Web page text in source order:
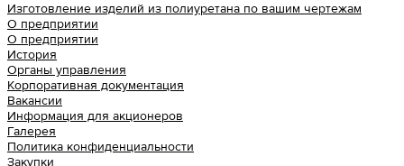
Изготовление изделий из полиуретана по вашим чертежам
О предприятии
О предприятии
История
Органы управления
Корпоративная документация
Вакансии
Информация для акционеров
Галерея
Политика конфиденциальности
Закупки